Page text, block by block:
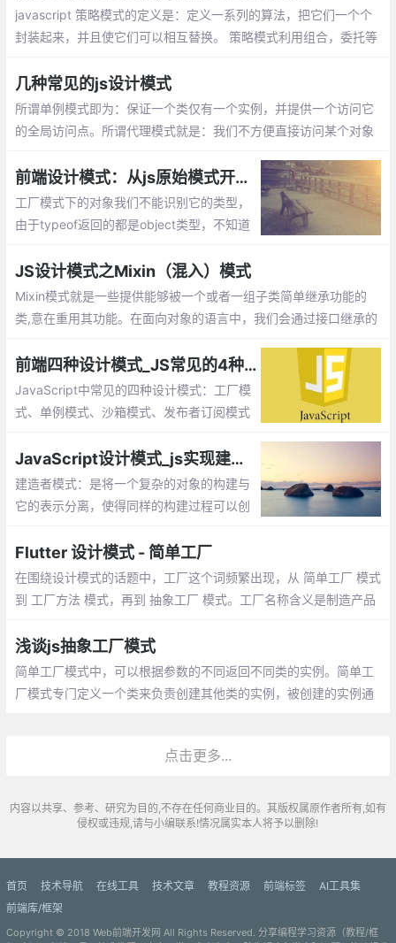
javascript 策略模式的定义是：定义一系列的算法，把它们一个个
封装起来，并且使它们可以相互替换。 策略模式利用组合，委托等
闭原则，使代码更容易理解和扩展， 策略模式中的代码可以复用。
几种常见的js设计模式
所谓单例模式即为：保证一个类仅有一个实例，并提供一个访问它
的全局访问点。所谓代理模式就是：我们不方便直接访问某个对象
我们实际上访问的是代理对象。
前端设计模式：从js原始模式开始，去理解Js工厂模式和构造函数模式
工厂模式下的对象我们不能识别它的类型，
由于typeof返回的都是object类型，不知道
创建一个独立的person的对象，会造成代码
臃肿的情况。
JS设计模式之Mixin（混入）模式
Mixin模式就是一些提供能够被一个或者一组子类简单继承功能的
类,意在重用其功能。在面向对象的语言中，我们会通过接口继承的
前端四种设计模式_JS常见的4种模式
JavaScript中常见的四种设计模式：工厂模
式、单例模式、沙箱模式、发布者订阅模式
JavaScript设计模式_js实现建造者模式
建造者模式：是将一个复杂的对象的构建与
它的表示分离，使得同样的构建过程可以创
个类的模式，而建造者模式则是将各种产品
集中起来进行管理，用来创建复合对象
Flutter 设计模式 - 简单工厂
在围绕设计模式的话题中，工厂这个词频繁出现，从 简单工厂 模式
到 工厂方法 模式，再到 抽象工厂 模式。工厂名称含义是制造产品
建型模式
浅谈js抽象工厂模式
简单工厂模式中，可以根据参数的不同返回不同类的实例。简单工
厂模式专门定义一个类来负责创建其他类的实例，被创建的实例通
点击更多...
内容以共享、参考、研究为目的,不存在任何商业目的。其版权属原作者所有,如有
侵权或违规,请与小编联系!情况属实本人将予以删除!
首页 技术导航 在线工具 技术文章 教程资源 前端标签
AI工具集
前端库/框架